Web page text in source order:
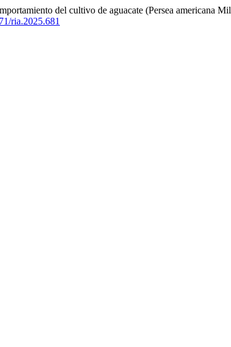
del cultivo de aguacate (Persea americana
ria.2025.681